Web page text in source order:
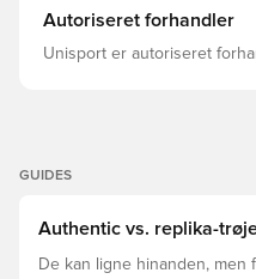
Autoriseret forhandler
Unisport er autoriseret
GUIDES
Authentic vs. replika-
De kan ligne hinanden,